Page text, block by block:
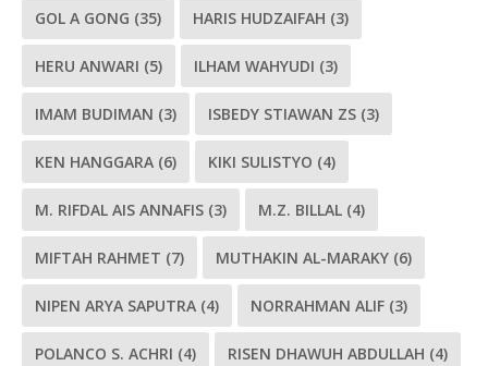
GOL A GONG (35) HARIS HUDZAIFAH (3)
HERU ANWARI (5) ILHAM WAHYUDI (3)
IMAM BUDIMAN (3) ISBEDY STIAWAN ZS (3)
KEN HANGGARA (6) KIKI SULISTYO (4)
M. RIFDAL AIS ANNAFIS (3) M.Z. BILLAL (4)
MIFTAH RAHMET (7) MUTHAKIN AL-MARAKY (6)
NIPEN ARYA SAPUTRA (4) NORRAHMAN ALIF (3)
POLANCO S. ACHRI (4) RISEN DHAWUH ABDULLAH (4)